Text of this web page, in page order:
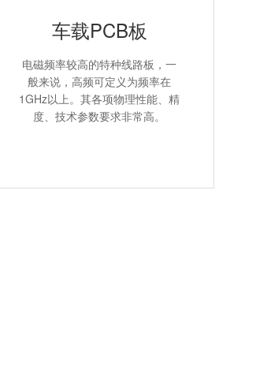
车载PCB板
电磁频率较高的特种线路板，一
般来说，高频可定义为频率在
1GHz以上。其各项物理性能、精
度、技术参数要求非常高。